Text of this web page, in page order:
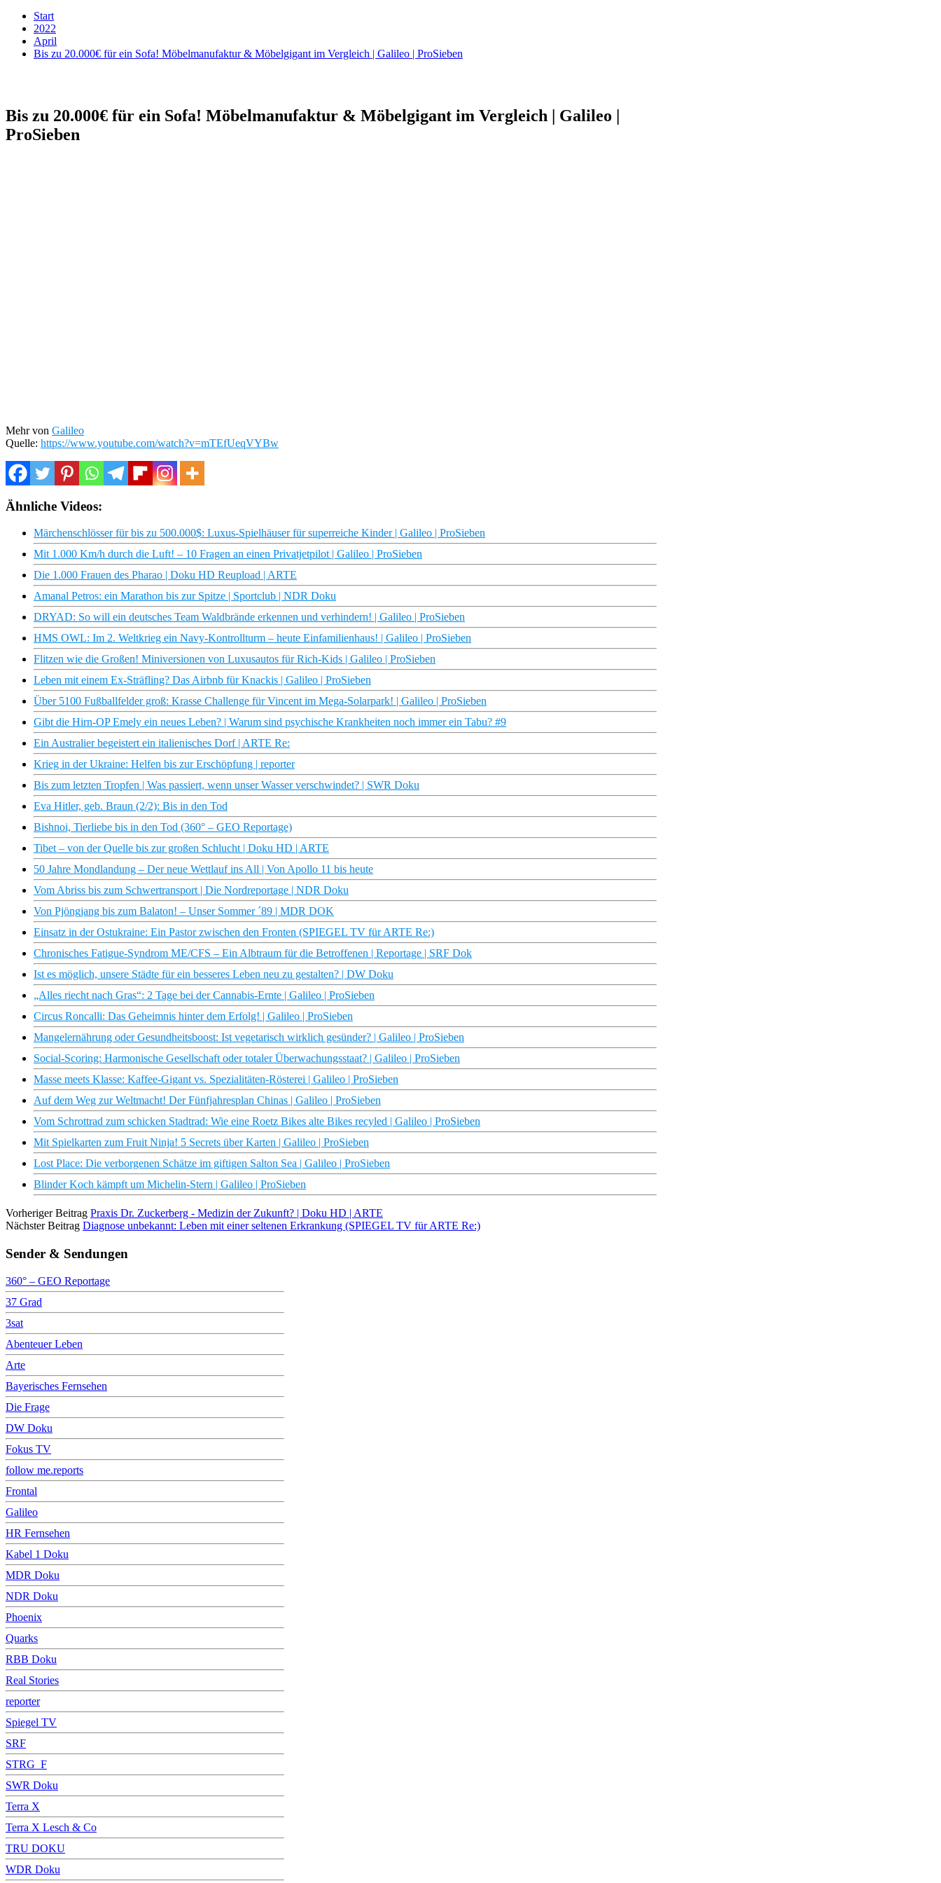
Start
2022
April
Bis zu 20.000€ für ein Sofa! Möbelmanufaktur & Möbelgigant im Vergleich | Galileo | ProSieben
Bis zu 20.000€ für ein Sofa! Möbelmanufaktur & Möbelgigant im Vergleich | Galileo |
ProSieben
Mehr von Galileo
Quelle: https://www.youtube.com/watch?v=mTEfUeqVYBw
Ähnliche Videos:
Märchenschlösser für bis zu 500.000$: Luxus-Spielhäuser für superreiche Kinder | Galileo | ProSieben
Mit 1.000 Km/h durch die Luft! – 10 Fragen an einen Privatjetpilot | Galileo | ProSieben
Die 1.000 Frauen des Pharao | Doku HD Reupload | ARTE
Amanal Petros: ein Marathon bis zur Spitze | Sportclub | NDR Doku
DRYAD: So will ein deutsches Team Waldbrände erkennen und verhindern! | Galileo | ProSieben
HMS OWL: Im 2. Weltkrieg ein Navy-Kontrollturm – heute Einfamilienhaus! | Galileo | ProSieben
Flitzen wie die Großen! Miniversionen von Luxusautos für Rich-Kids | Galileo | ProSieben
Leben mit einem Ex-Sträfling? Das Airbnb für Knackis | Galileo | ProSieben
Über 5100 Fußballfelder groß: Krasse Challenge für Vincent im Mega-Solarpark! | Galileo | ProSieben
Gibt die Hirn-OP Emely ein neues Leben? | Warum sind psychische Krankheiten noch immer ein Tabu? #9
Ein Australier begeistert ein italienisches Dorf | ARTE Re:
Krieg in der Ukraine: Helfen bis zur Erschöpfung | reporter
Bis zum letzten Tropfen | Was passiert, wenn unser Wasser verschwindet? | SWR Doku
Eva Hitler, geb. Braun (2/2): Bis in den Tod
Bishnoi, Tierliebe bis in den Tod (360° – GEO Reportage)
Tibet – von der Quelle bis zur großen Schlucht | Doku HD | ARTE
50 Jahre Mondlandung – Der neue Wettlauf ins All | Von Apollo 11 bis heute
Vom Abriss bis zum Schwertransport | Die Nordreportage | NDR Doku
Von Pjöngjang bis zum Balaton! – Unser Sommer ´89 | MDR DOK
Einsatz in der Ostukraine: Ein Pastor zwischen den Fronten (SPIEGEL TV für ARTE Re:)
Chronisches Fatigue-Syndrom ME/CFS – Ein Albtraum für die Betroffenen | Reportage | SRF Dok
Ist es möglich, unsere Städte für ein besseres Leben neu zu gestalten? | DW Doku
„Alles riecht nach Gras“: 2 Tage bei der Cannabis-Ernte | Galileo | ProSieben
Circus Roncalli: Das Geheimnis hinter dem Erfolg! | Galileo | ProSieben
Mangelernährung oder Gesundheitsboost: Ist vegetarisch wirklich gesünder? | Galileo | ProSieben
Social-Scoring: Harmonische Gesellschaft oder totaler Überwachungsstaat? | Galileo | ProSieben
Masse meets Klasse: Kaffee-Gigant vs. Spezialitäten-Rösterei | Galileo | ProSieben
Auf dem Weg zur Weltmacht! Der Fünfjahresplan Chinas | Galileo | ProSieben
Vom Schrottrad zum schicken Stadtrad: Wie eine Roetz Bikes alte Bikes recyled | Galileo | ProSieben
Mit Spielkarten zum Fruit Ninja! 5 Secrets über Karten | Galileo | ProSieben
Lost Place: Die verborgenen Schätze im giftigen Salton Sea | Galileo | ProSieben
Blinder Koch kämpft um Michelin-Stern | Galileo | ProSieben
Vorheriger Beitrag Praxis Dr. Zuckerberg - Medizin der Zukunft? | Doku HD | ARTE
Nächster Beitrag Diagnose unbekannt: Leben mit einer seltenen Erkrankung (SPIEGEL TV für ARTE Re:)
Sender & Sendungen
360° – GEO Reportage
37 Grad
3sat
Abenteuer Leben
Arte
Bayerisches Fernsehen
Die Frage
DW Doku
Fokus TV
follow me.reports
Frontal
Galileo
HR Fernsehen
Kabel 1 Doku
MDR Doku
NDR Doku
Phoenix
Quarks
RBB Doku
Real Stories
reporter
Spiegel TV
SRF
STRG_F
SWR Doku
Terra X
Terra X Lesch & Co
TRU DOKU
WDR Doku